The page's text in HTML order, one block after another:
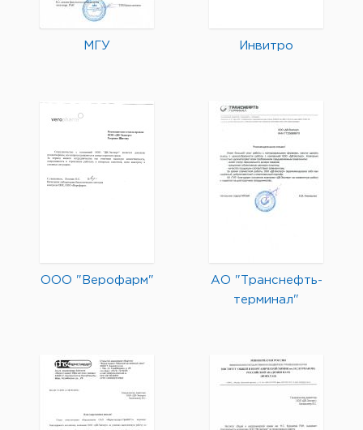
МГУ Инвитро
ООО "Верофарм"
АО "Транснефть-
терминал"